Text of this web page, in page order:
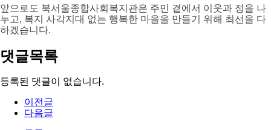
앞으로도 북서울종합사회복지관은 주민 곁에서 이웃과 정을 나
누고, 복지 사각지대 없는 행복한 마을을 만들기 위해 최선을 다
하겠습니다.
댓글목록
등록된 댓글이 없습니다.
이전글
다음글